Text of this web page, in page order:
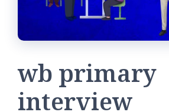
wb primary
interview